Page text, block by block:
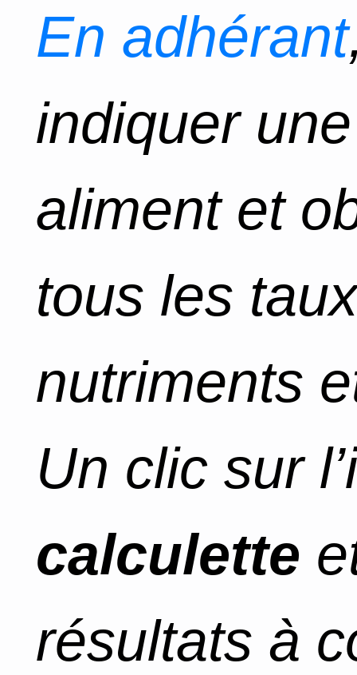
En adhérant
indiquer
aliment et
tous les
nutriments
Un clic sur
calculette
résultats à